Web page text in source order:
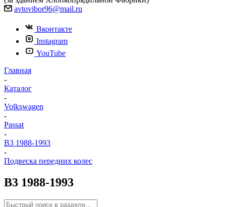
avtovibor96@mail.ru
Вконтакте
Instagram
YouTube
Главная
-
Каталог
-
Volkswagen
-
Passat
-
B3 1988-1993
-
Подвеска передних колес
B3 1988-1993